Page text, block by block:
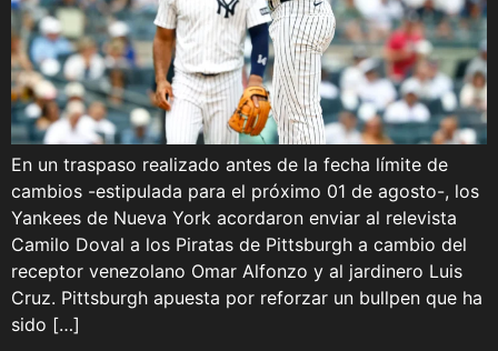
En un traspaso realizado antes de la fecha límite de
cambios -estipulada para el próximo 01 de agosto-, los
Yankees de Nueva York acordaron enviar al relevista
Camilo Doval a los Piratas de Pittsburgh a cambio del
receptor venezolano Omar Alfonzo y al jardinero Luis
Cruz. Pittsburgh apuesta por reforzar un bullpen que ha
sido […]